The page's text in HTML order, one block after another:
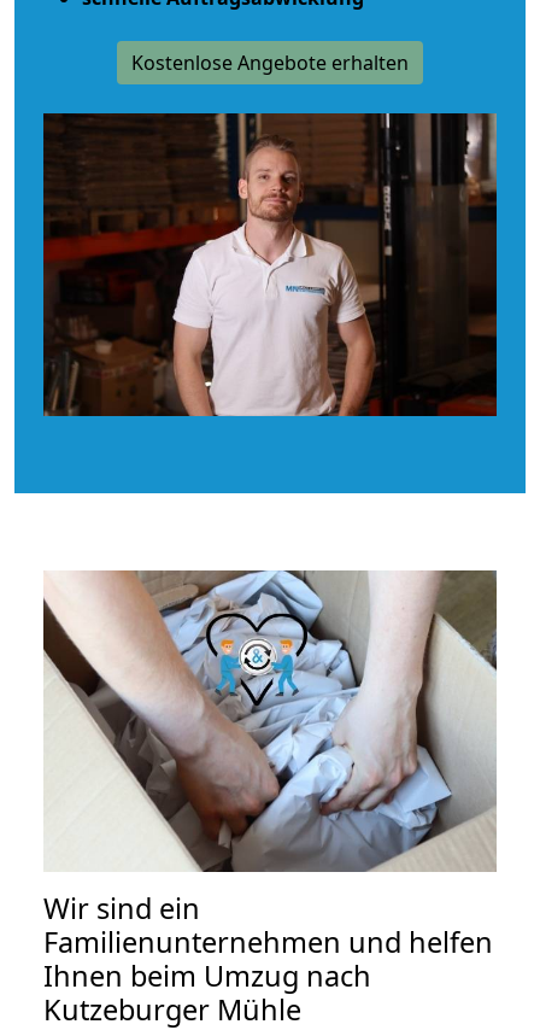
Kostenlose Angebote erhalten
Wir sind ein
Familienunternehmen und helfen
Ihnen beim Umzug nach
Kutzeburger Mühle